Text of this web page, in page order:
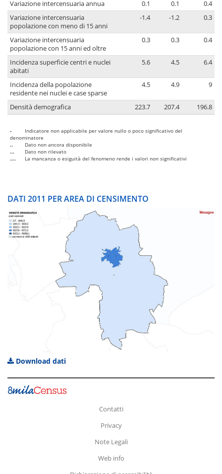
Variazione intercensuaria annua
0.1 0.1
0.4
Variazione intercensuaria
popolazione con meno di 15 anni
-1.4 -1.2 0.3
Variazione intercensuaria
popolazione con 15 anni ed oltre
0.3 0.3 0.4
Incidenza superficie centri e nuclei
abitati
5.6 4.5 6.4
Incidenza della popolazione
residente nei nuclei e case sparse
4.5 4.9 9
Densità demografica 223.7 207.4 196.8
-
Indicatore non applicabile per valore nullo o poco significativo del
denominatore
..
Dato non ancora disponibile
...
Dato non rilevato
....
La mancanza o esiguità del fenomeno rende i valori non significativi
DATI 2011 PER AREA DI CENSIMENTO
Download dati
Contatti
Privacy
Note Legali
Web info